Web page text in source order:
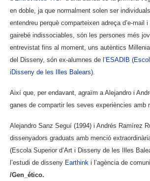
en doble, ja que normalment solen ser
entendreu perquè comparteixen adreça d’e-mail
gairebé indissociables, són les persones més
entrevistat fins al moment, uns autèntics
del Disseny, són ex-alumnes de l’ESADIB
iDisseny de les Illes Balears)
Així que, per endavant, agraïm a Alejandro i
ganes de compartir les seves experiències amb
Alejandro Sanz Seguí (1994) i Andrés Ramírez
dissenyadors graduats amb menció
(Escola Superior d’Art i Disseny de les Illes
l’estudi de disseny Earthink i l’agència de
/Gen_ético.